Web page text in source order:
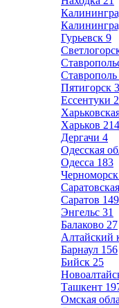
Гурьевск 9
Ставрополь
Пятигорск
Ессентуки
Харьков 214
Дергачи 4
Одесская
Одесса 183
Черноморск
Саратов 149
Энгельс 31
Балаково 27
Алтайский
Барнаул 156
Бийск 25
Ташкент
Омская